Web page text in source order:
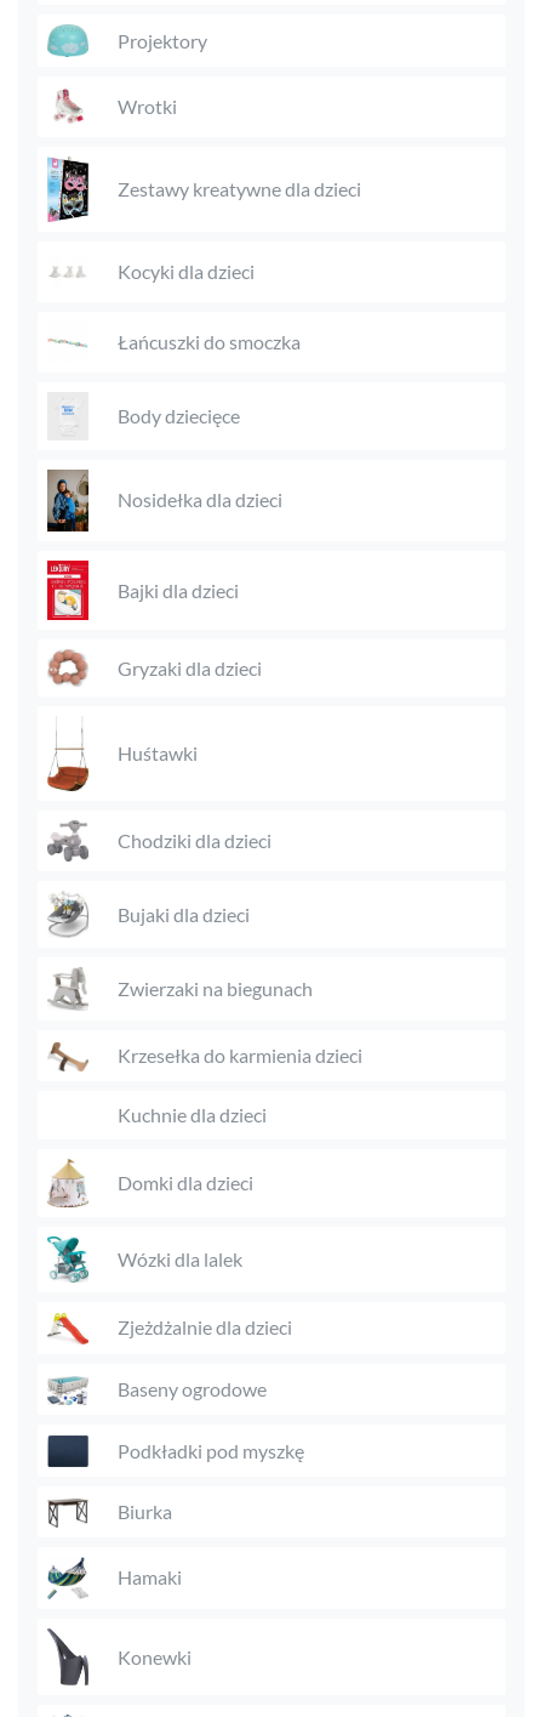
Projektory
Wrotki
Zestawy kreatywne dla dzieci
Kocyki dla dzieci
Łańcuszki do smoczka
Body dziecięce
Nosidełka dla dzieci
Bajki dla dzieci
Gryzaki dla dzieci
Huśtawki
Chodziki dla dzieci
Bujaki dla dzieci
Zwierzaki na biegunach
Krzesełka do karmienia dzieci
Kuchnie dla dzieci
Domki dla dzieci
Wózki dla lalek
Zjeżdżalnie dla dzieci
Baseny ogrodowe
Podkładki pod myszkę
Biurka
Hamaki
Konewki